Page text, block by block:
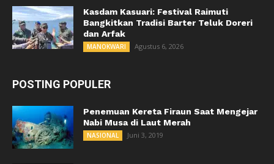
Kasdam Kasuari: Festival Raimuti
Bangkitkan Tradisi Barter Teluk Doreri
dan Arfak
MANOKWARI Agustus 6, 2026
POSTING POPULER
Penemuan Kereta Firaun Saat Mengejar
Nabi Musa di Laut Merah
NASIONAL Juni 3, 2019